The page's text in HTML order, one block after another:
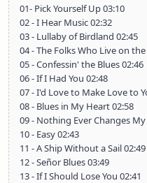
01- Pick Yourself Up 03:10
02 - I Hear Music 02:32
03 - Lullaby of Birdland 02:45
04 - The Folks Who Live on
05 - Confessin' the Blues 02:46
06 - If I Had You 02:48
07 - I'd Love to Make Love to
08 - Blues in My Heart 02:58
09 - Nothing Ever Changes
10 - Easy 02:43
11 - A Ship Without a Sail 02:49
12 - Señor Blues 03:49
13 - If I Should Lose You 02:41